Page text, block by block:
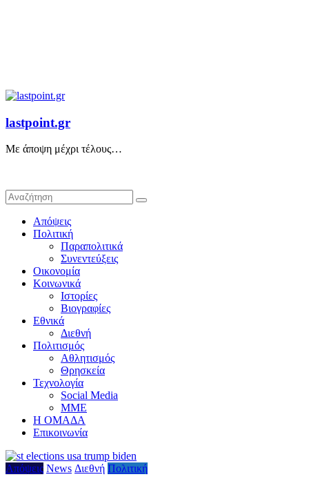
lastpoint.gr
Με άποψη μέχρι τέλους…
Απόψεις
Πολιτική
Παραπολιτικά
Συνεντεύξεις
Οικονομία
Κοινωνικά
Ιστορίες
Βιογραφίες
Εθνικά
Διεθνή
Πολιτισμός
Αθλητισμός
Θρησκεία
Τεχνολογία
Social Media
ΜΜΕ
Η ΟΜΑΔΑ
Επικοινωνία
Απόψεις News Διεθνή Πολιτική